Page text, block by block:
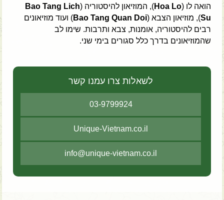
הואה לו (Hoa Lo), המוזיאון להיסטוריה (Bao Tang Lich
Su), מוזיאון הצבא (Bao Tang Quan Doi) ועוד מוזיאונים
רבים להיסטוריה, אומנות, צבא ותרבות. שימו לב
שהמוזיאונים בדרך כלל סגורים בימי שני.
לשאלות צרו עמנו קשר
03-9799924
Unique-Vietnam.co.il
info@unique-vietnam.co.il